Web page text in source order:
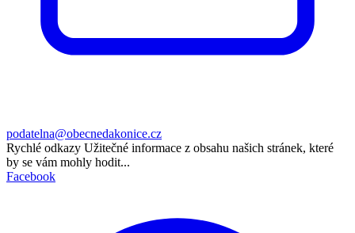
podatelna@obecnedakonice.cz
Rychlé odkazy Užitečné informace z obsahu našich stránek, které
by se vám mohly hodit...
Facebook